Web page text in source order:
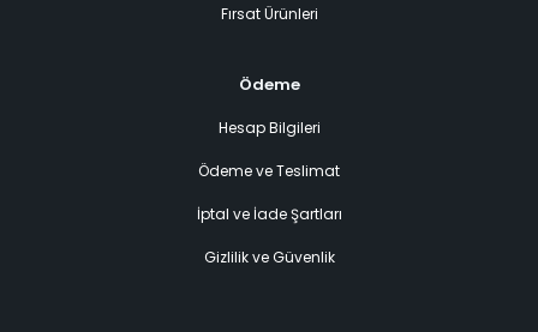
Fırsat Ürünleri
Ödeme
Hesap Bilgileri
Ödeme ve Teslimat
İptal ve İade Şartları
Gizlilik ve Güvenlik